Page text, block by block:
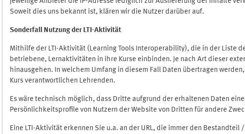
Soweit dies uns bekannt ist, klären wir die Nutzer darüber auf.
Sonderfall Nutzung der LTI-Aktivität
Mithilfe der LTI-Aktivität (Learning Tools Interoperability), die in der Liste
betriebene, Lernaktivitäten in ihre Kurse einbinden. Je nach Art dieser
hinausgehen. In welchem Umfang in diesem Fall Daten übertragen
Kurs verantwortlichen Lehrenden.
Es wäre technisch möglich, dass Dritte aufgrund der erhaltenen Daten
Persönlichkeitsprofile von Nutzern der Website von Dritten für andere
Eine LTI-Aktivität erkennen Sie u.a. an der URL, die immer den